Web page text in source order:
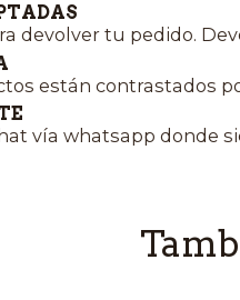
devolver tu pedido.
están contrastados
vía whatsapp donde